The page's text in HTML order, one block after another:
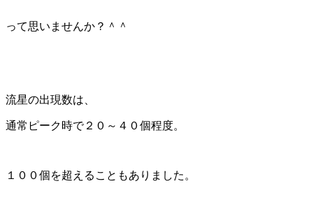
って思いませんか？＾＾
流星の出現数は、
通常ピーク時で２０～４０個程度。
１００個を超えることもありました。